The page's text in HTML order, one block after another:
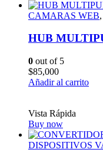
CAMARAS WEB,
HUB
0 out of 5
$85,000
Añadir al carrito
Vista Rápida
Buy now
DISPOSITIVOS